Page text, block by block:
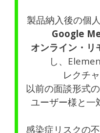
製品納入後の個
Google
オンライン・リ
し、
レクチ
以前の面談形式
ユーザー様と一
感染症リスクの